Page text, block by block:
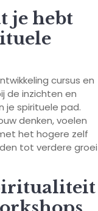
je hebt
cursus en
de inzichten en
je spirituele pad.
denken, voelen
het hogere zelf
tot verdere groei